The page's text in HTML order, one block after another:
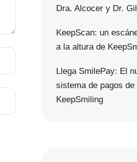
Dra. Alcocer y Dr.
KeepScan: un
a la altura de
Llega SmilePay: El
sistema de pagos de
KeepSmiling